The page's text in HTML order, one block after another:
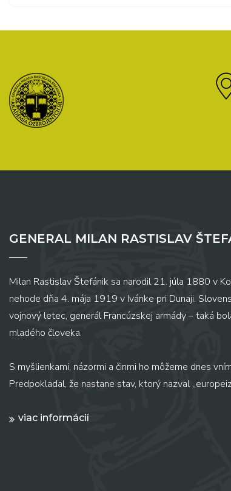
GENERAL MILAN RASTISLAV
Milan Rastislav Štefánik sa narodil 21. júla 1880 v
nehode dňa 4. mája 1919 v Ivánke pri Dunaji.
vojnový letec, generál Francúzskej armády – taká
mladého človeka.
S myšlienkami, názormi a činmi ho môžeme dnes
Predpokladal, že nastane stav, ktorý nazval
viac informácií